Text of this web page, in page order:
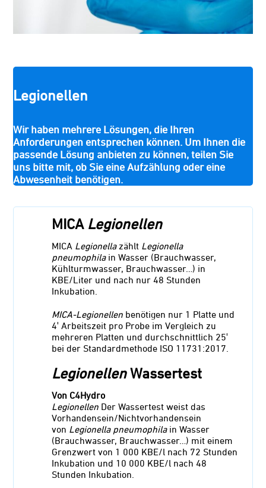
Legionellen
Wir haben mehrere Lösungen, die Ihren
Anforderungen entsprechen können. Um Ihnen die
passende Lösung anbieten zu können, teilen Sie
uns bitte mit, ob Sie eine Aufzählung oder eine
Abwesenheit benötigen.
MICA Legionellen
MICA Legionellazählt Legionella
pneumophilain Wasser (Brauchwasser,
Kühlturmwasser, Brauchwasser…) in
KBE/Liter und nach nur 48 Stunden
Inkubation.
MICA-Legionellen benötigen nur 1 Platte und
4′ Arbeitszeit pro Probe im Vergleich zu
mehreren Platten und durchschnittlich 25′
bei der Standardmethode ISO 11731:2017.
LegionellenWassertest
Von C4Hydro
Legionellen Der Wassertest weist das
Vorhandensein/Nichtvorhandensein
von Legionella pneumophilain Wasser
(Brauchwasser, Brauchwasser…) mit einem
Grenzwert von 1 000 KBE/l nach 72 Stunden
Inkubation und 10 000 KBE/l nach 48
Stunden Inkubation.